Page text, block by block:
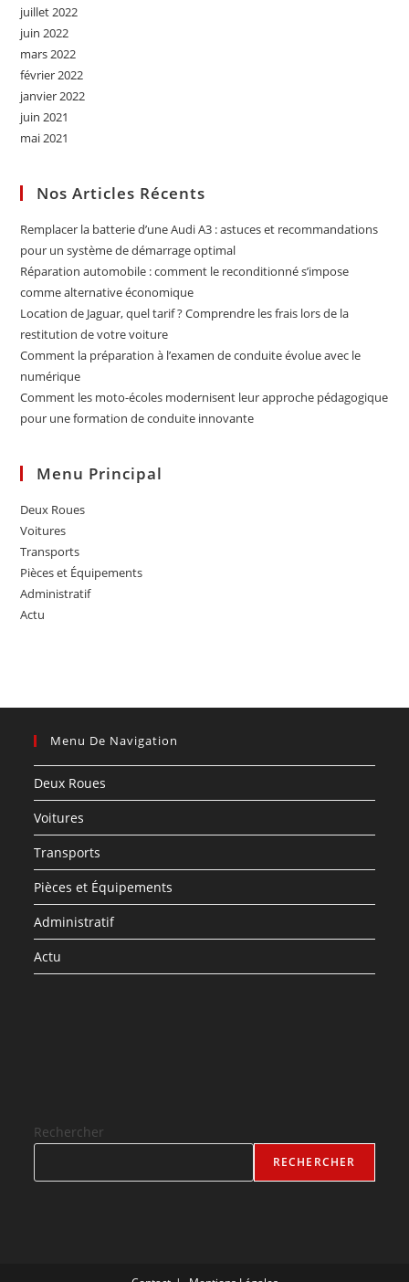
juillet 2022
juin 2022
mars 2022
février 2022
janvier 2022
juin 2021
mai 2021
Nos Articles Récents
Remplacer la batterie d’une Audi A3 : astuces et recommandations
pour un système de démarrage optimal
Réparation automobile : comment le reconditionné s’impose
comme alternative économique
Location de Jaguar, quel tarif ? Comprendre les frais lors de la
restitution de votre voiture
Comment la préparation à l’examen de conduite évolue avec le
numérique
Comment les moto-écoles modernisent leur approche pédagogique
pour une formation de conduite innovante
Menu Principal
Deux Roues
Voitures
Transports
Pièces et Équipements
Administratif
Actu
Menu De Navigation
Deux Roues
Voitures
Transports
Pièces et Équipements
Administratif
Actu
Rechercher
RECHERCHER